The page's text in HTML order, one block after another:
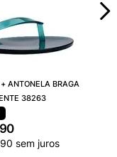
ANTONELA BRAGA
38263
90
90 sem juros